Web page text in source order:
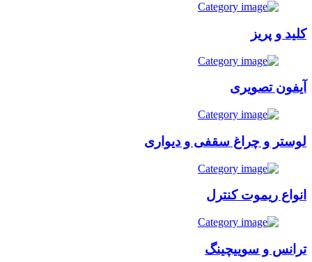
کلید و پریز
آیفون تصویری
لوستر و چراغ سقفی و دیواری
انواع ریموت کنترل
ترانس و سوییچینگ